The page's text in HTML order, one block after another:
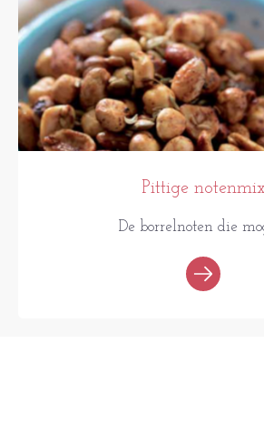
Pittige
De borrelnoten die